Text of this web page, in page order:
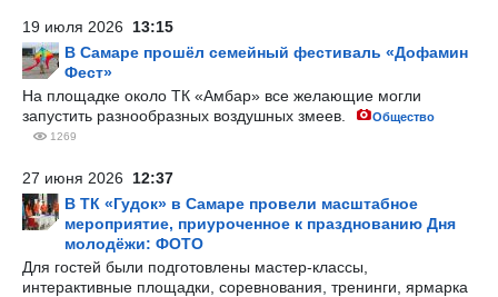
19 июля 2026 13:15
В Самаре прошёл семейный фестиваль «Дофамин
Фест»
На площадке около ТК «Амбар» все желающие могли
запустить разнообразных воздушных змеев.
Общество
1269
27 июня 2026 12:37
В ТК «Гудок» в Самаре провели масштабное
мероприятие, приуроченное к празднованию Дня
молодёжи: ФОТО
Для гостей были подготовлены мастер-классы,
интерактивные площадки, соревнования, тренинги, ярмарка